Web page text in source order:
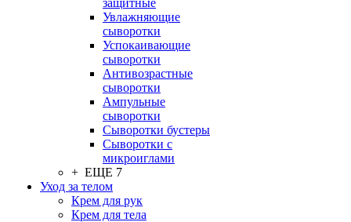
защитные
Увлажняющие
сыворотки
Успокаивающие
сыворотки
Антивозрастные
сыворотки
Ампульные
сыворотки
Сыворотки бустеры
Сыворотки с
микроиглами
+ ЕЩЕ 7
Уход за телом
Крем для рук
Крем для тела